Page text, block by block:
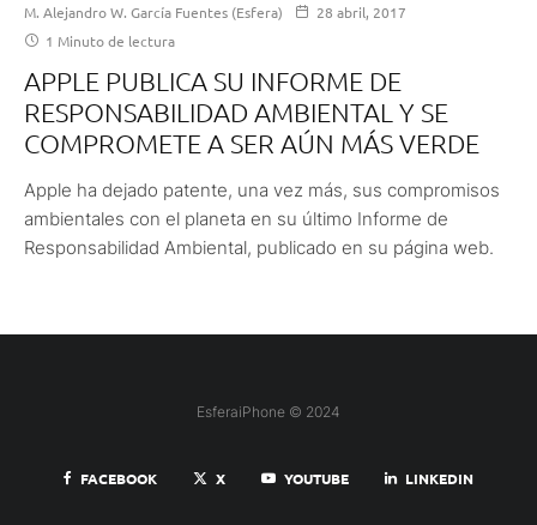
M. Alejandro W. García Fuentes (Esfera)
28 abril, 2017
1 Minuto de lectura
APPLE PUBLICA SU INFORME DE
RESPONSABILIDAD AMBIENTAL Y SE
COMPROMETE A SER AÚN MÁS VERDE
Apple ha dejado patente, una vez más, sus compromisos
ambientales con el planeta en su último Informe de
Responsabilidad Ambiental, publicado en su página web.
EsferaiPhone © 2024
FACEBOOK X YOUTUBE LINKEDIN